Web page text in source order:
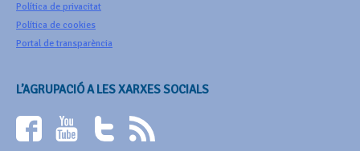
Política de privacitat
Política de cookies
Portal de transparència
L’AGRUPACIÓ A LES XARXES SOCIALS